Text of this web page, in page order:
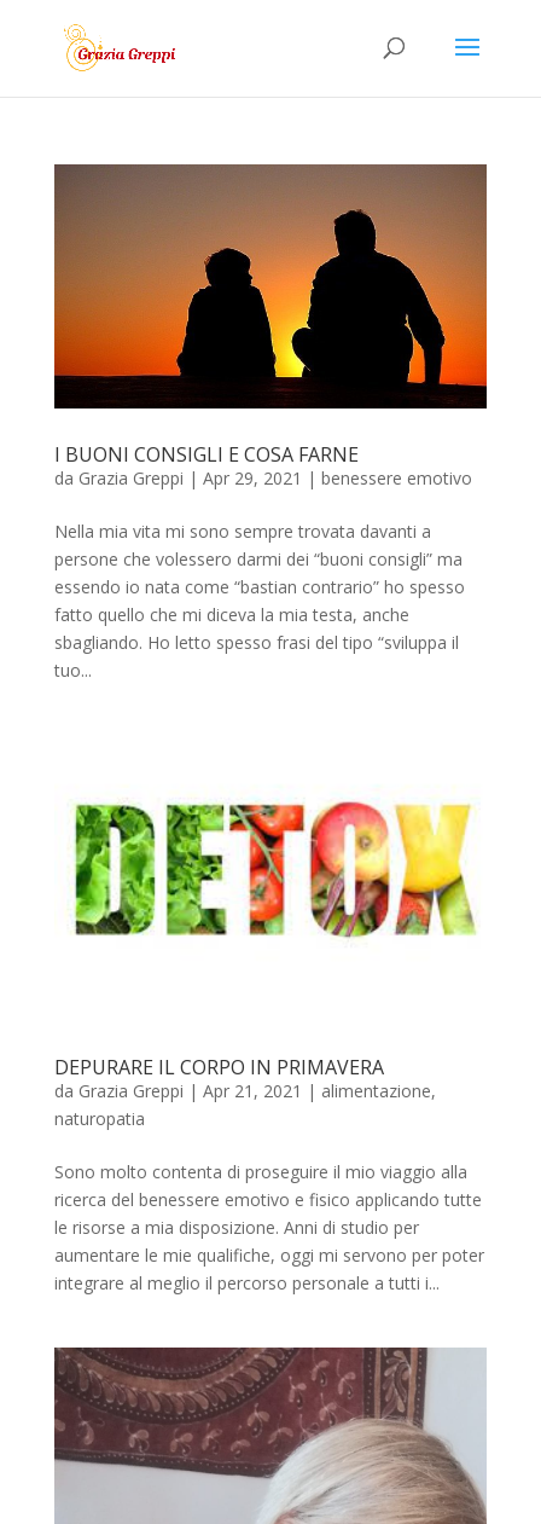
I BUONI CONSIGLI E COSA FARNE
da Grazia Greppi | Apr 29, 2021 | benessere emotivo
Nella mia vita mi sono sempre trovata davanti a
persone che volessero darmi dei “buoni consigli” ma
essendo io nata come “bastian contrario” ho spesso
fatto quello che mi diceva la mia testa, anche
sbagliando. Ho letto spesso frasi del tipo “sviluppa il
tuo...
DEPURARE IL CORPO IN PRIMAVERA
da Grazia Greppi | Apr 21, 2021 | alimentazione,
naturopatia
Sono molto contenta di proseguire il mio viaggio alla
ricerca del benessere emotivo e fisico applicando tutte
le risorse a mia disposizione. Anni di studio per
aumentare le mie qualifiche, oggi mi servono per poter
integrare al meglio il percorso personale a tutti i...